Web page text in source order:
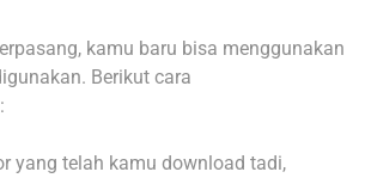
kamu baru bisa menggunakan
Berikut cara
yang telah kamu download tadi,